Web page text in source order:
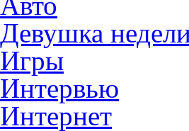
Девушка
Игры
Интервью
Интернет